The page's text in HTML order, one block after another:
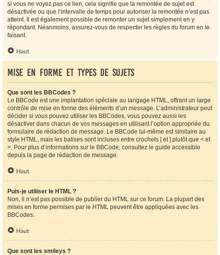
si vous ne voyez pas ce lien, cela signifie que la remontée de sujet est
désactivée ou que l’intervalle de temps pour autoriser la remontée n’est pas
atteint. Il est également possible de remonter un sujet simplement en y
répondant. Néanmoins, assurez-vous de respecter les règles du forum en le
faisant.
Haut
Mise en forme et types de sujets
Que sont les BBCodes ?
Le BBCode est une implantation spéciale au langage HTML, offrant un large
contrôle de mise en forme des éléments d’un message. L’administrateur peut
décider si vous pouvez utiliser les BBCodes, vous pouvez aussi les
désactiver dans chacun de vos messages en utilisant l’option appropriée du
formulaire de rédaction de message. Le BBCode lui-même est similaire au
style HTML, mais les balises sont incluses entre crochets [ et ] plutôt que < et
>. Pour plus d’informations sur le BBCode, consultez le guide accessible
depuis la page de rédaction de message.
Haut
Puis-je utiliser le HTML ?
Non, il n’est pas possible de publier du HTML sur ce forum. La plupart des
mises en forme permises par le HTML peuvent être appliquées avec les
BBCodes.
Haut
Que sont les smileys ?